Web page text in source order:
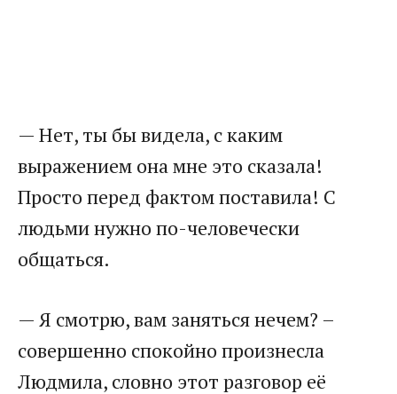
— Нет, ты бы видела, с каким
выражением она мне это сказала!
Просто перед фактом поставила! С
людьми нужно по-человечески
общаться.
— Я смотрю, вам заняться нечем? –
совершенно спокойно произнесла
Людмила, словно этот разговор её